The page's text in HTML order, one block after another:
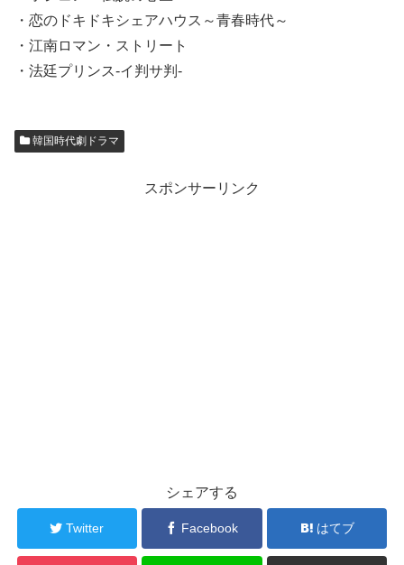
・恋のドキドキシェアハウス～青春時代～
・江南ロマン・ストリート
・法廷プリンス-イ判サ判-
韓国時代劇ドラマ
スポンサーリンク
シェアする
Twitter Facebook はてブ